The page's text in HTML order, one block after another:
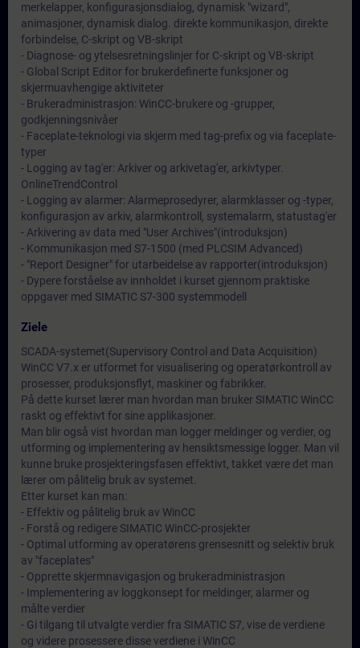
merkelapper, konfigurasjonsdialog, dynamisk "wizard",
animasjoner, dynamisk dialog. direkte kommunikasjon, direkte
forbindelse, C-skript og VB-skript
- Diagnose- og ytelsesretningslinjer for C-skript og VB-skript
- Global Script Editor for brukerdefinerte funksjoner og
skjermuavhengige aktiviteter
- Brukeradministrasjon: WinCC-brukere og -grupper,
godkjenningsnivåer
- Faceplate-teknologi via skjerm med tag-prefix og via faceplate-
typer
- Logging av tag'er: Arkiver og arkivetag'er, arkivtyper.
OnlineTrendControl
- Logging av alarmer: Alarmeprosedyrer, alarmklasser og -typer,
konfigurasjon av arkiv, alarmkontroll, systemalarm, statustag'er
- Arkivering av data med "User Archives"(introduksjon)
- Kommunikasjon med S7-1500 (med PLCSIM Advanced)
- "Report Designer" for utarbeidelse av rapporter(introduksjon)
- Dypere forståelse av innholdet i kurset gjennom praktiske
oppgaver med SIMATIC S7-300 systemmodell
Ziele
SCADA-systemet(Supervisory Control and Data Acquisition)
WinCC V7.x er utformet for visualisering og operatørkontroll av
prosesser, produksjonsflyt, maskiner og fabrikker.
På dette kurset lærer man hvordan man bruker SIMATIC WinCC
raskt og effektivt for sine applikasjoner.
Man blir også vist hvordan man logger meldinger og verdier, og
utforming og implementering av hensiktsmessige logger. Man vil
kunne bruke prosjekteringsfasen effektivt, takket være det man
lærer om pålitelig bruk av systemet.
Etter kurset kan man:
- Effektiv og pålitelig bruk av WinCC
- Forstå og redigere SIMATIC WinCC-prosjekter
- Optimal utforming av operatørens grensesnitt og selektiv bruk
av "faceplates"
- Opprette skjermnavigasjon og brukeradministrasjon
- Implementering av loggkonsept for meldinger, alarmer og
målte verdier
- Gi tilgang til utvalgte verdier fra SIMATIC S7, vise de verdiene
og videre prosessere disse verdiene i WinCC